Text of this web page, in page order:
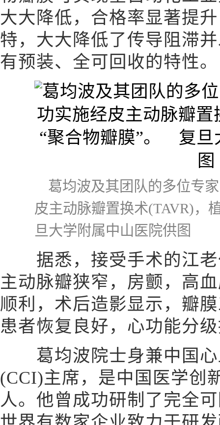
大大降低，合格率显著提
特，大大降低了传导阻滞
有预装、全可回收的特性。
葛均波及其团队的多位专
皮主动脉瓣置换术(TAVR)
旦大学附属中山医院供图
据悉，接受手术的江老
主动脉瓣狭窄，房颤，高
顺利，术后造影显示，瓣
患者恢复良好，心功能分
葛均波院士身兼中国心
(CCI)主席，是中国医学创
人。他曾成功研制了完全